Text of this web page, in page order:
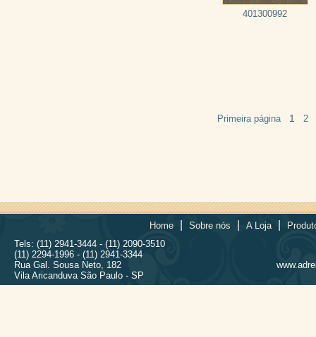
401300992
Primeira página 1 2
Home Sobre nós A Loja
Tels: (11) 2941-3444 - (11) 2090-3510
(11) 2294-1996 - (11) 2941-3344
Rua Gal. Sousa Neto, 182
Vila Aricanduva São Paulo - SP